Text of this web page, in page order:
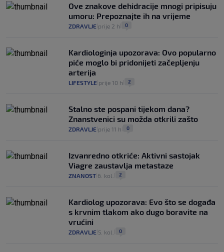
Ove znakove dehidracije mnogi pripisuju
umoru: Prepoznajte ih na vrijeme
ZDRAVLJE prije 2 h 0
Kardiologinja upozorava: Ovo popularno
piće moglo bi pridonijeti začepljenju
arterija
LIFESTYLE prije 10 h 2
Stalno ste pospani tijekom dana?
Znanstvenici su možda otkrili zašto
ZDRAVLJE prije 11 h 0
Izvanredno otkriće: Aktivni sastojak
Viagre zaustavlja metastaze
ZNANOST 6. kol. 2
Kardiolog upozorava: Evo što se događa
s krvnim tlakom ako dugo boravite na
vrućini
ZDRAVLJE 5. kol. 0